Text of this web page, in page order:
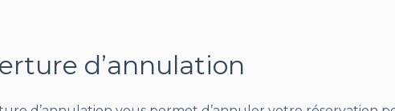
d’annulation